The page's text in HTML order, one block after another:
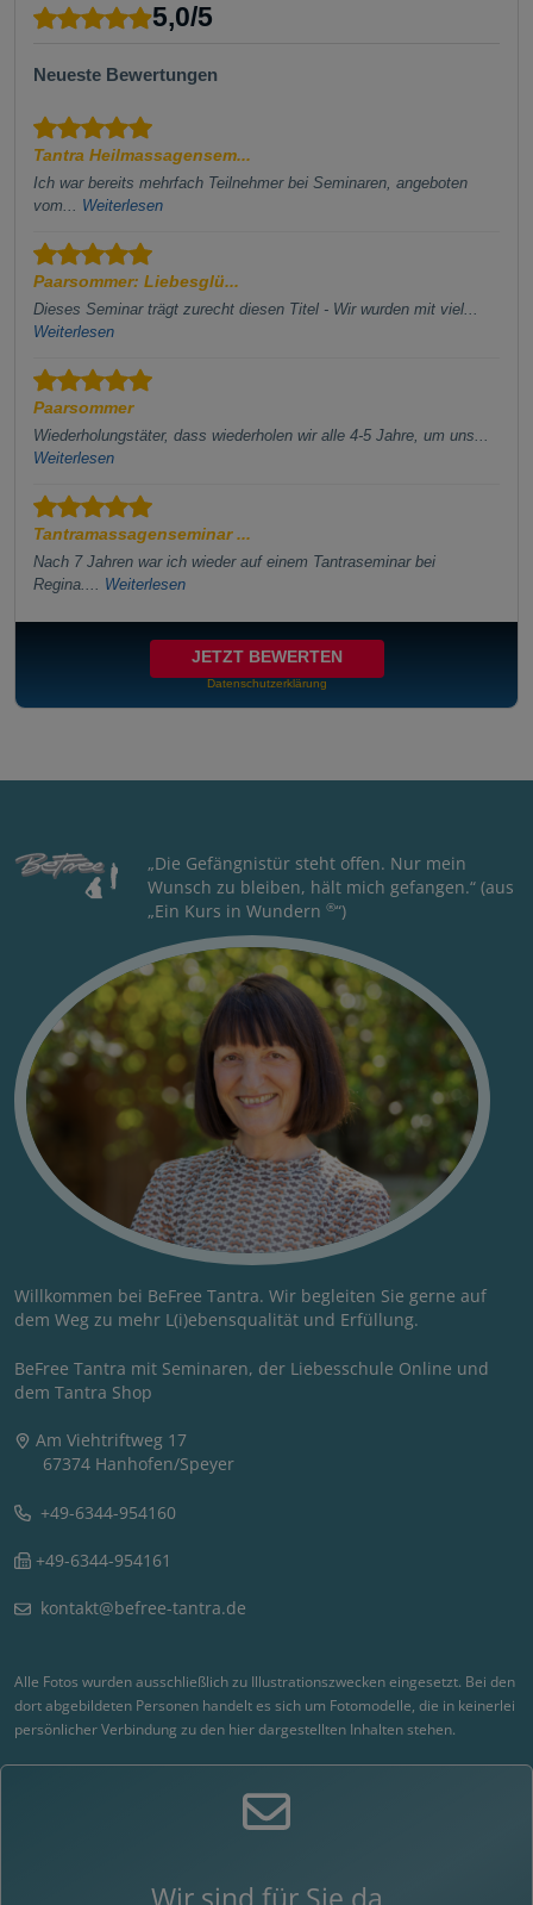
5,0/5
Neueste Bewertungen
Tantra Heilmassagensem...
Ich war bereits mehrfach Teilnehmer bei Seminaren, angeboten
vom... Weiterlesen
Paarsommer: Liebesglü...
Dieses Seminar trägt zurecht diesen Titel - Wir wurden mit viel...
Weiterlesen
Paarsommer
Wiederholungstäter, dass wiederholen wir alle 4-5 Jahre, um uns...
Weiterlesen
Tantramassagenseminar ...
Nach 7 Jahren war ich wieder auf einem Tantraseminar bei
Regina.... Weiterlesen
JETZT BEWERTEN
Datenschutzerklärung
„Die Gefängnistür steht offen. Nur mein
Wunsch zu bleiben, hält mich gefangen.“ (aus
„Ein Kurs in Wundern ®“)
Willkommen bei BeFree Tantra. Wir begleiten Sie gerne auf
dem Weg zu mehr L(i)ebensqualität und Erfüllung.
BeFree Tantra mit Seminaren, der Liebesschule Online und
dem Tantra Shop
Am Viehtriftweg 17
67374 Hanhofen/Speyer
+49-6344-954160
+49-6344-954161
kontakt@befree-tantra.de
Alle Fotos wurden ausschließlich zu Illustrationszwecken eingesetzt. Bei den
dort abgebildeten Personen handelt es sich um Fotomodelle, die in keinerlei
persönlicher Verbindung zu den hier dargestellten Inhalten stehen.